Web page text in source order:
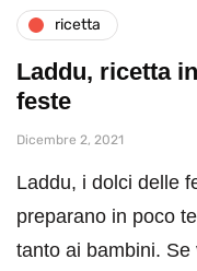
ricetta
Laddu, ricetta
feste
Dicembre 2, 2021
Laddu, i dolci delle
preparano in poco
tanto ai bambini.